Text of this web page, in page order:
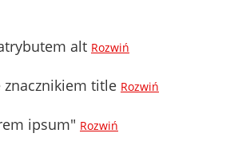
alt Rozwiń
znacznikiem title Rozwiń
ipsum" Rozwiń